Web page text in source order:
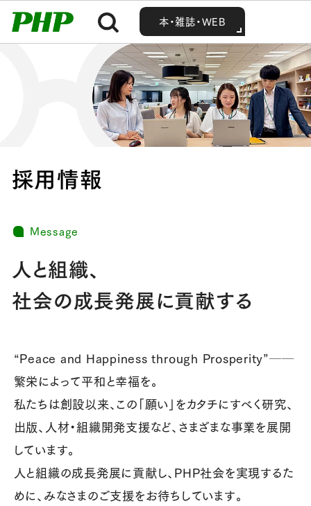
本・雑誌・WEB
本・雑誌・WEB
採用情報
Message
人と組織、
社会の成長発展に貢献する
“Peace and Happiness through Prosperity”──
繁栄によって平和と幸福を。
私たちは創設以来、この「願い」をカタチにすべく研究、
出版、人材・組織開発支援など、さまざまな事業を展開
しています。
人と組織の成長発展に貢献し、PHP社会を実現するた
めに、みなさまのご支援をお待ちしています。